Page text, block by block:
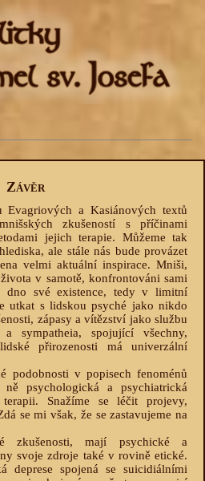
Závěr
Evagriových a Kasiánových textů
zkušeností s příčinami
jejich terapie. Můžeme tak
ale stále nás bude provázet
velmi aktuální inspirace. Mniši,
v samotě, konfrontováni sami
dno své existence, tedy v limitní
utkat s lidskou psyché jako nikdo
zápasy a vítězství jako službu
sympatheia, spojující všechny,
přirozenosti má univerzální
podobnosti v popisech fenoménů
psychologická a psychiatrická
Snažíme se léčit projevy,
se mi však, že se zastavujeme na
zkušenosti, mají psychické a
svoje zdroje také v rovině etické.
deprese spojená se suicidiálními